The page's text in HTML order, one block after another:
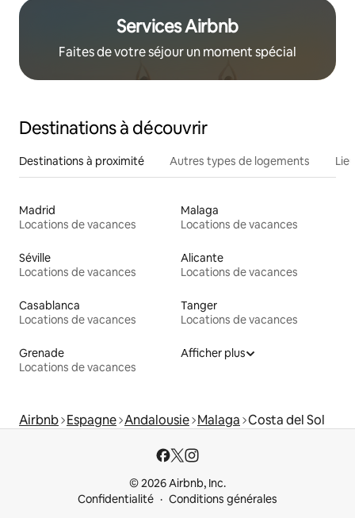
Services Airbnb
Faites de votre séjour un moment spécial
Destinations à découvrir
Destinations à proximité Autres types de logements
Madrid
Locations de vacances
Malaga
Locations de vacances
Séville
Locations de vacances
Alicante
Locations de vacances
Casablanca
Locations de vacances
Tanger
Locations de vacances
Grenade
Locations de vacances
Afficher plus
Airbnb Espagne Andalousie Malaga Costa del Sol
© 2026 Airbnb, Inc.
Confidentialité
Conditions générales